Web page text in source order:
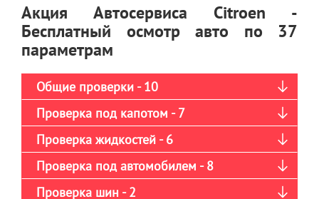
Акция Автосервиса Citroen -
Бесплатный осмотр авто по 37
параметрам
Общие проверки - 10
Проверка под капотом - 7
Проверка жидкостей - 6
Проверка под автомобилем - 8
Проверка шин - 2